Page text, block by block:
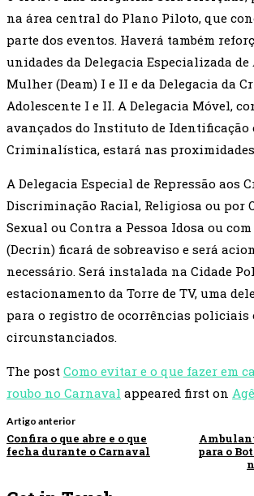
na área central do Plano Piloto, que
parte dos eventos. Haverá também
unidades da Delegacia Especializada
Mulher (Deam) I e II e da Delegacia da
Adolescente I e II. A Delegacia Móvel,
avançados do Instituto de Identificação
Criminalística, estará nas proximidades
A Delegacia Especial de Repressão aos
Discriminação Racial, Religiosa ou por
Sexual ou Contra a Pessoa Idosa ou
(Decrin) ficará de sobreaviso e será
necessário. Será instalada na Cidade
estacionamento da Torre de TV, uma
para o registro de ocorrências policiais
circunstanciados.
The post Como evitar e o que fazer em
roubo no Carnaval appeared first on
Artigo anterior
Confira o que abre e o que
fecha durante o Carnaval
para o